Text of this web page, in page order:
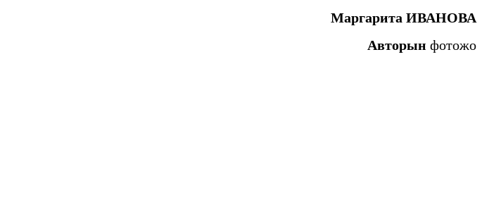
Маргарита ИВАНОВА
Авторын фотожо